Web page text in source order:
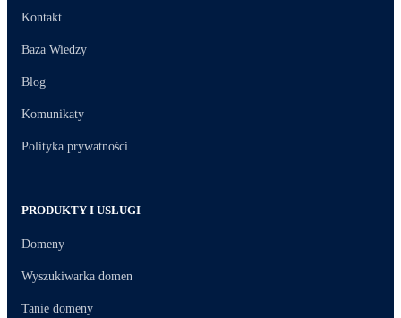
Kontakt
Baza Wiedzy
Blog
Komunikaty
Polityka prywatności
PRODUKTY I USŁUGI
Domeny
Wyszukiwarka domen
Tanie domeny